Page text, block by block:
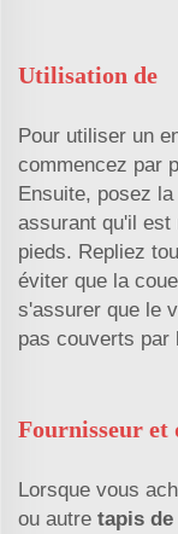
Utilisation de
Pour utiliser un
commencez par
Ensuite, posez
assurant qu'il est
pieds. Repliez
éviter que la
s'assurer que le
pas couverts par
Fournisseur et
Lorsque vous
ou autre tapis